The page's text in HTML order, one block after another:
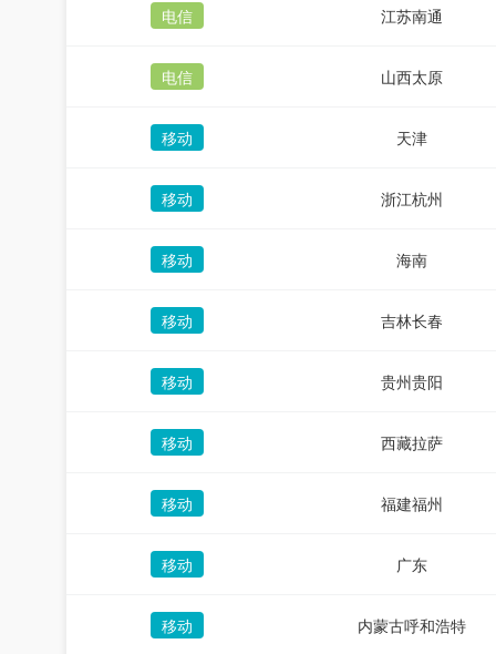
电信 江苏南通
电信 山西太原
移动 天津
移动 浙江杭州
移动 海南
移动 吉林长春
移动 贵州贵阳
移动 西藏拉萨
移动 福建福州
移动 广东
移动 内蒙古呼和浩特